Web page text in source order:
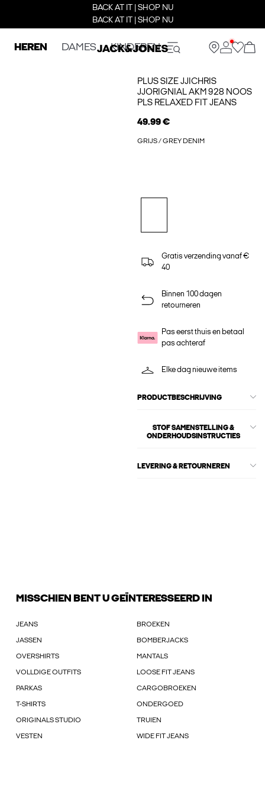
BACK AT IT | SHOP NU
BACK AT IT | SHOP NU
HEREN DAMES KINDEREN
PLUS SIZE JJICHRIS
JJORIGNIAL AKM 928 NOOS
PLS RELAXED FIT JEANS
49.99 €
GRIJS / GREY DENIM
Gratis verzending vanaf €
40
Binnen 100 dagen
retourneren
Pas eerst thuis en betaal
pas achteraf
Elke dag nieuwe items
PRODUCTBESCHRIJVING
STOF SAMENSTELLING &
ONDERHOUDSINSTRUCTIES
LEVERING & RETOURNEREN
MISSCHIEN BENT U GEÏNTERESSEERD IN
JEANS BROEKEN
JASSEN BOMBERJACKS
OVERSHIRTS MANTALS
VOLLDIGE OUTFITS LOOSE FIT JEANS
PARKAS CARGOBROEKEN
T-SHIRTS ONDERGOED
ORIGINALS STUDIO TRUIEN
VESTEN WIDE FIT JEANS